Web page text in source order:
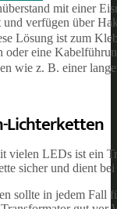
mit einer
verfügen über
Lösung ist zum
eine
wie z. B. einer
Lichterketten
vielen LEDs ist ein
sicher und dient
sollte in jedem Fall